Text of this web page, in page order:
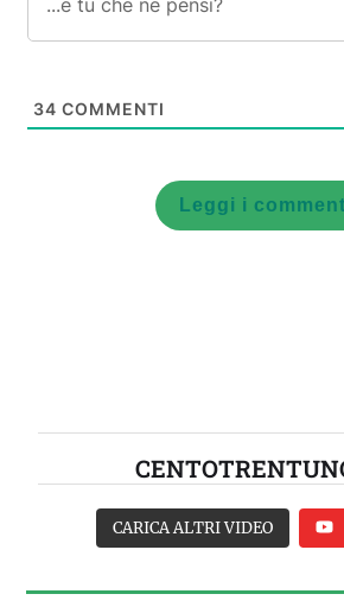
34 COMMENTI
Leggi i
CARICA ALTRI VIDEO